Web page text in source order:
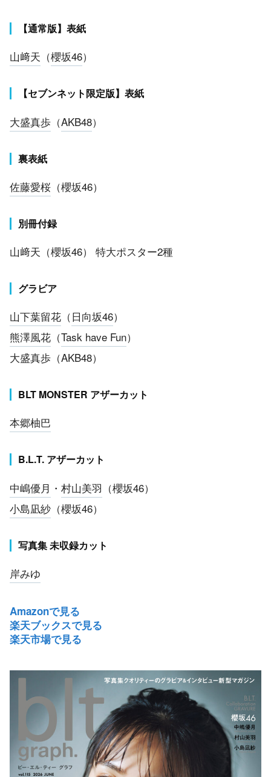
【通常版】表紙
山﨑天 （櫻坂46）
【セブンネット限定版】表紙
大盛真歩 （AKB48）
裏表紙
佐藤愛桜 （櫻坂46）
別冊付録
山﨑天（櫻坂46） 特大ポスター2種
グラビア
山下葉留花 （日向坂46）
熊澤風花 （Task have Fun）
大盛真歩（AKB48）
BLT MONSTER アザーカット
本郷柚巴
B.L.T. アザーカット
中嶋優月 ・ 村山美羽 （櫻坂46）
小島凪紗 （櫻坂46）
写真集 未収録カット
岸みゆ
Amazonで見る
楽天ブックスで見る
楽天市場で見る